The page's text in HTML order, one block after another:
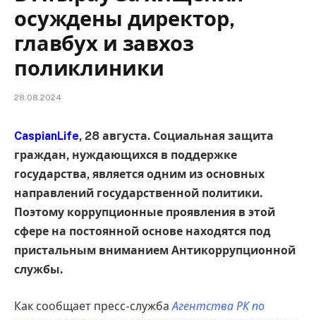
осуждены директор,
главбух и завхоз
поликлиники
28.08.2024
CaspianLife, 28 августа. Социальная защита
граждан, нуждающихся в поддержке
государства, является одним из основных
направлений государственной политики.
Поэтому коррупционные проявления в этой
сфере на постоянной основе находятся под
пристальным вниманием Антикоррупционной
службы.
Как сообщает пресс-службаАгентства РК по